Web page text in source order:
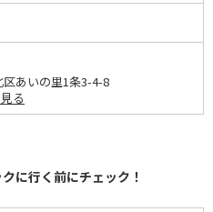
あいの里1条3-4-8
る
に行く前にチェック！